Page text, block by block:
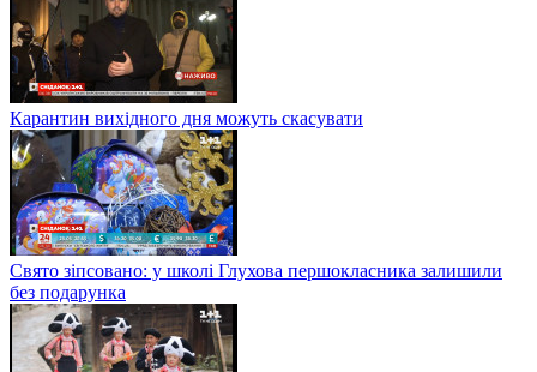
Карантин вихідного дня можуть скасувати
Свято зіпсовано: у школі Глухова першокласника залишили
без подарунка